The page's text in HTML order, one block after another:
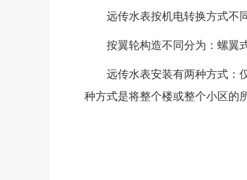
远传水表按机电转换方式不同
按翼轮构造不同分为：螺翼式
远传水表安装有两种方式：仅
种方式是将整个楼或整个小区的